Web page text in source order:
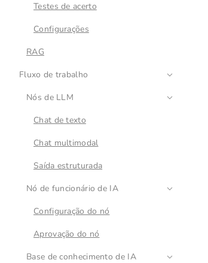
Testes de acerto
Configurações
RAG
Fluxo de trabalho
Nós de LLM
Chat de texto
Chat multimodal
Saída estruturada
Nó de funcionário de IA
Configuração do nó
Aprovação do nó
Base de conhecimento de IA